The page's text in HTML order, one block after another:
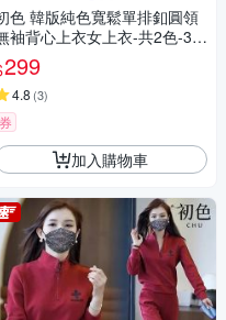
色 韓版純色寬鬆單排釦圓領
袖背心上衣女上衣-共2色-36
305(M-3XL可選)
299
4.8 (3)
券
加入購物車